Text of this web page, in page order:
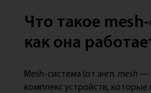
Что такое
как она
Mesh-система (от англ. mesh —
комплекс устройств, которые